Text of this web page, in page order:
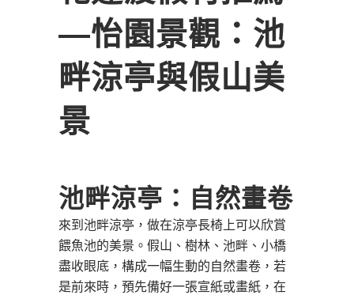
―怡園景觀：池
畔涼亭與假山美
景
池畔涼亭：自然畫卷
來到池畔涼亭，做在涼亭長椅上可以欣賞
餵魚池的美景。假山、樹林、池畔、小橋
盡收眼底，構成一幅生動的自然畫卷，若
是前來時，預先備好一張宣紙或畫紙，在